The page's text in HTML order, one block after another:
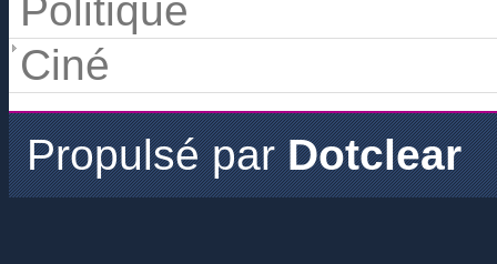
Politique
Ciné
Propulsé parDotclear